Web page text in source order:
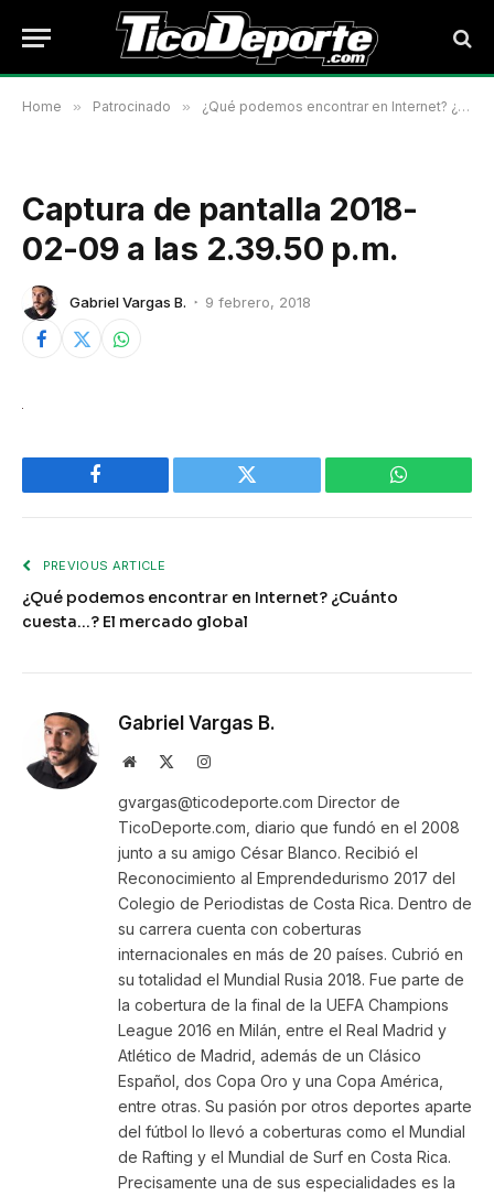
Home » Patrocinado » ¿Qué podemos encontrar en Internet? ¿Cuánto cuesta…? El mercado global
Captura de pantalla 2018-
02-09 a las 2.39.50 p.m.
Gabriel Vargas B. 9 febrero, 2018
Facebook Twitter WhatsApp
PREVIOUS ARTICLE
¿Qué podemos encontrar en Internet? ¿Cuánto
cuesta…? El mercado global
Gabriel Vargas B.
Website Instagram
gvargas@ticodeporte.com Director de
TicoDeporte.com, diario que fundó en el 2008
junto a su amigo César Blanco. Recibió el
Reconocimiento al Emprendedurismo 2017 del
Colegio de Periodistas de Costa Rica. Dentro de
su carrera cuenta con coberturas
internacionales en más de 20 países. Cubrió en
su totalidad el Mundial Rusia 2018. Fue parte de
la cobertura de la final de la UEFA Champions
League 2016 en Milán, entre el Real Madrid y
Atlético de Madrid, además de un Clásico
Español, dos Copa Oro y una Copa América,
entre otras. Su pasión por otros deportes aparte
del fútbol lo llevó a coberturas como el Mundial
de Rafting y el Mundial de Surf en Costa Rica.
Precisamente una de sus especialidades es la